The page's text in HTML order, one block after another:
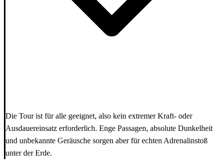
Die Tour ist für alle geeignet, also kein extremer Kraft- oder
Ausdauereinsatz erforderlich. Enge Passagen, absolute Dunkelheit
und unbekannte Geräusche sorgen aber für echten Adrenalinstoß
unter der Erde.